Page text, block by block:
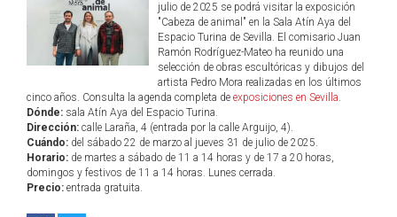
julio de 2025 se podrá visitar la exposición
"Cabeza de animal" en la Sala Atín Aya del
Espacio Turina de Sevilla. El comisario Juan
Ramón Rodríguez-Mateo ha reunido una
selección de obras escultóricas y dibujos del
artista Pedro Mora realizadas en los últimos
cinco años. Consulta la agenda completa de exposiciones en Sevilla.
Dónde: sala Atín Aya del Espacio Turina.
Dirección: calle Laraña, 4 (entrada por la calle Arguijo, 4).
Cuándo: del sábado 22 de marzo al jueves 31 de julio de 2025.
Horario: de martes a sábado de 11 a 14 horas y de 17 a 20 horas,
domingos y festivos de 11 a 14 horas. Lunes cerrada.
Precio: entrada gratuita.